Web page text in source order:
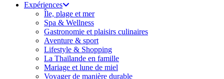
Expériences
Île, plage et mer
Spa & Wellness
Gastronomie et plaisirs culinaires
Aventure & sport
Lifestyle & Shopping
La Thaïlande en famille
Mariage et lune de miel
Voyager de manière durable